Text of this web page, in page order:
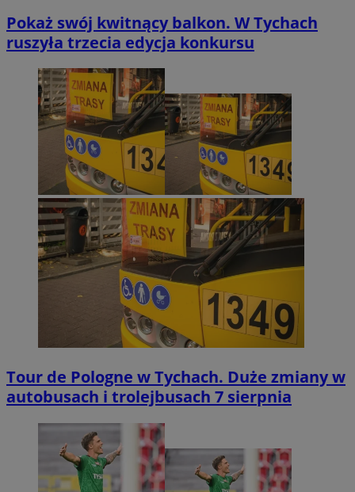
Pokaż swój kwitnący balkon. W Tychach
ruszyła trzecia edycja konkursu
Tour de Pologne w Tychach. Duże zmiany w
autobusach i trolejbusach 7 sierpnia